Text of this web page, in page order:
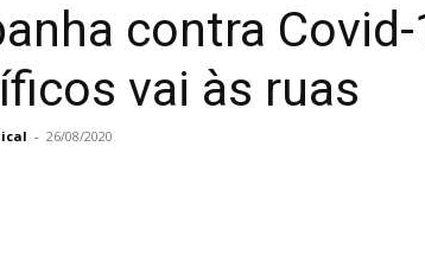
contra
vai às ruas
- 26/08/2020